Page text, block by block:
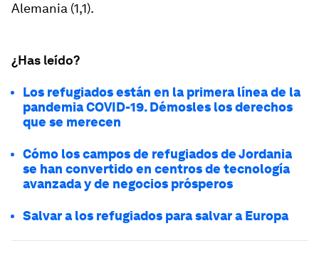
Alemania (1,1).
¿Has leído?
Los refugiados están en la primera línea de la
pandemia COVID-19. Démosles los derechos
que se merecen
Cómo los campos de refugiados de Jordania
se han convertido en centros de tecnología
avanzada y de negocios prósperos
Salvar a los refugiados para salvar a Europa